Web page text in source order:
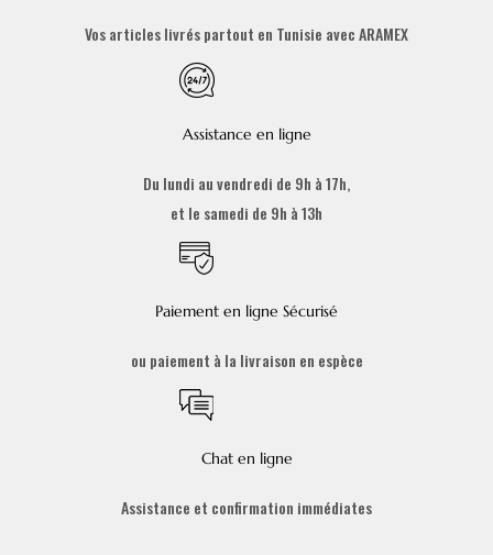
Vos articles livrés partout en Tunisie avec ARAMEX
Assistance en ligne
Du lundi au vendredi de 9h à 17h,
et le samedi de 9h à 13h
Paiement en ligne Sécurisé
ou paiement à la livraison en espèce
Chat en ligne
Assistance et confirmation immédiates